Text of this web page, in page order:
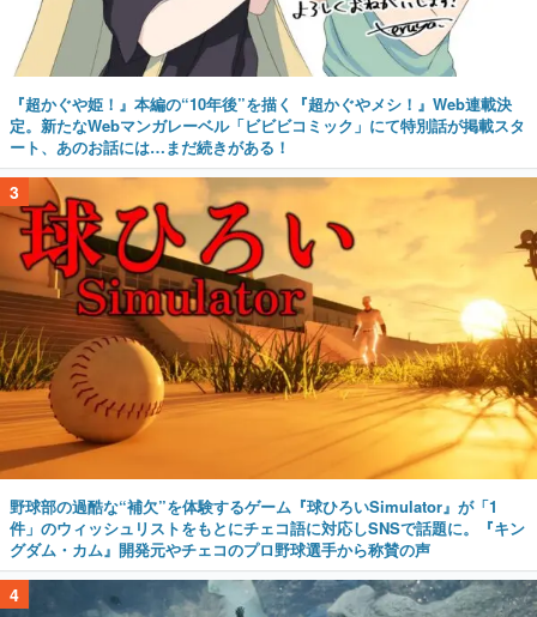
『超かぐや姫！』本編の“10年後”を描く『超かぐやメシ！』Web連載決
定。新たなWebマンガレーベル「ビビビコミック」にて特別話が掲載スタ
ート、あのお話には…まだ続きがある！
3
野球部の過酷な“補欠”を体験するゲーム『球ひろいSimulator』が「1
件」のウィッシュリストをもとにチェコ語に対応しSNSで話題に。『キン
グダム・カム』開発元やチェコのプロ野球選手から称賛の声
4